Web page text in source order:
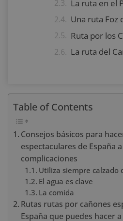
Ruta por los
Table of Contents
Consejos básicos para
espectaculares de España
complicaciones
Utiliza siempre calzado
El agua es clave
La comida
Rutas rutas por cañones
España que puedes hacer